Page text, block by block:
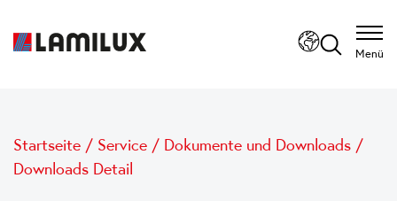
Menü
Startseite / Service / Dokumente und Downloads /
Downloads Detail